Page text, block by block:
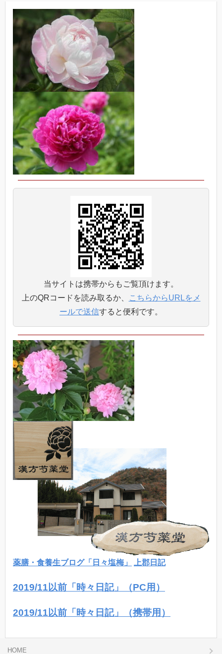
当サイトは携帯からもご覧頂けます。
上のQRコードを読み取るか、
こちらからURLをメ
ールで送信すると便利です。
薬膳・食養生ブログ「日々塩梅」 上郡日記
2019/11以前「時々日記」（PC用）
2019/11以前「時々日記」（携帯用）
HOME